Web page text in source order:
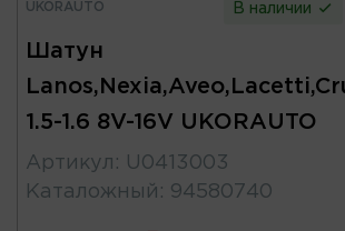
UKORAUTO В наличии
Шатун
1.5-1.6 8V-16V UKORAUTO
Артикул : U0413003
Каталожный : 94580740